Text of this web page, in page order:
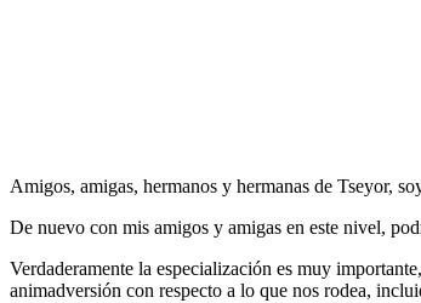
Amigos, amigas, hermanos y hermanas de Tseyor,
De nuevo con mis amigos y amigas en este nivel,
Verdaderamente la especialización es muy
animadversión con respecto a lo que nos rodea,